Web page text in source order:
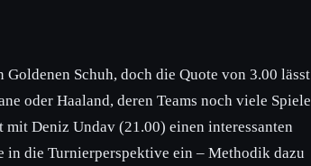
Schuh, doch die Quote von 3.00 lässt
oder Haaland, deren Teams noch viele Spiele
Deniz Undav (21.00) einen interessanten
in die Turnierperspektive ein – Methodik dazu